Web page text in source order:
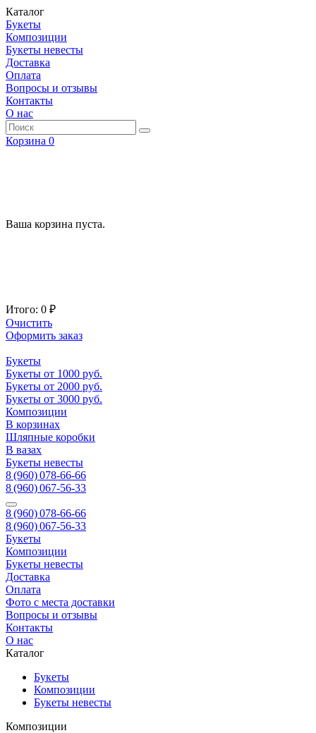
Каталог
Букеты
Композиции
Букеты невесты
Доставка
Оплата
Вопросы и отзывы
Контакты
О нас
Корзина 0
Ваша корзина пуста.
Итого: 0 ₽
Очистить
Оформить заказ
Букеты
Букеты от 1000 руб.
Букеты от 2000 руб.
Букеты от 3000 руб.
Композиции
В корзинах
Шляпные коробки
В вазах
Букеты невесты
8 (960) 078-66-66
8 (960) 067-56-33
8 (960) 078-66-66
8 (960) 067-56-33
Букеты
Композиции
Букеты невесты
Доставка
Оплата
Фото с места доставки
Вопросы и отзывы
Контакты
О нас
Каталог
Букеты
Композиции
Букеты невесты
Композиции